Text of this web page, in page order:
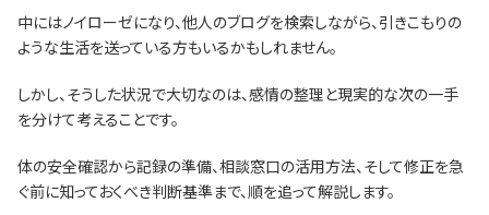
中にはノイローゼになり、他人のブログを検索しながら、引きこもりの
ような生活を送っている方もいるかもしれません。
しかし、そうした状況で大切なのは、感情の整理と現実的な次の一手
を分けて考えることです。
体の安全確認から記録の準備、相談窓口の活用方法、そして修正を急
ぐ前に知っておくべき判断基準まで、順を追って解説します。